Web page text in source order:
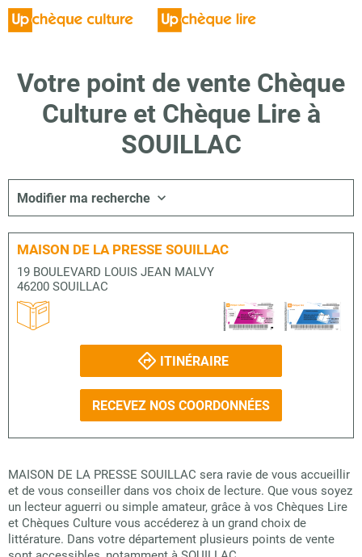
Votre point de vente Chèque
Culture et Chèque Lire à
SOUILLAC
Modifier ma recherche
MAISON DE LA PRESSE SOUILLAC
19 BOULEVARD LOUIS JEAN MALVY
46200 SOUILLAC
ITINÉRAIRE
RECEVEZ NOS COORDONNÉES
MAISON DE LA PRESSE SOUILLAC sera ravie de vous accueillir
et de vous conseiller dans vos choix de lecture. Que vous soyez
un lecteur aguerri ou simple amateur, grâce à vos Chèques Lire
et Chèques Culture vous accéderez à un grand choix de
littérature. Dans votre département plusieurs points de vente